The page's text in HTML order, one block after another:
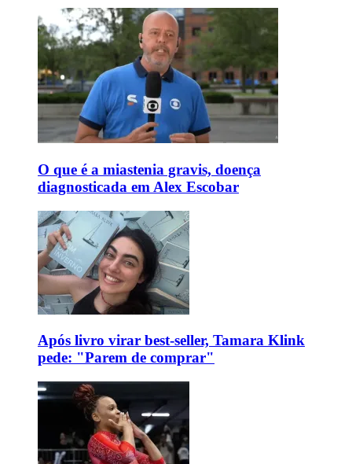
O que é a miastenia gravis, doença
diagnosticada em Alex Escobar
Após livro virar best-seller, Tamara Klink
pede: "Parem de comprar"